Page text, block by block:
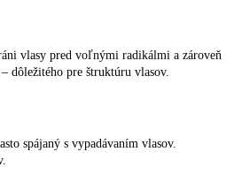
vlasy pred voľnými radikálmi a zároveň
dôležitého pre štruktúru vlasov.
spájaný s vypadávaním vlasov.